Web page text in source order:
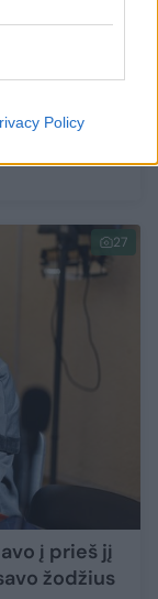
Policy
27
į prieš jį
žodžius